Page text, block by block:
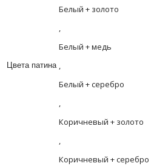
Цвета патина
Белый + золото
,
Белый + медь
,
Белый + серебро
,
Коричневый + золото
,
Коричневый + серебро